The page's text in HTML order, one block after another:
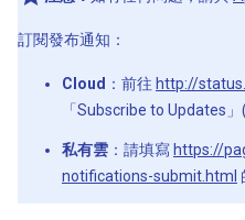
訂閱發布通知：
Cloud ：前往 http://
「Subscribe to Updates
私有雲 ：請填寫 https://
notifications-submit.html